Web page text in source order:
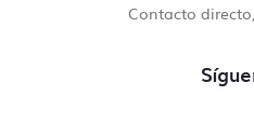
Contacto